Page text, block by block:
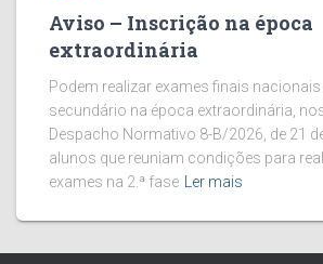
Aviso – Inscrição na época
extraordinária
Podem realizar exames finais
secundário na época extraordinária,
Despacho Normativo 8-B/2026, de 21
alunos que reuniam condições para
exames na 2.ª fase Ler mais